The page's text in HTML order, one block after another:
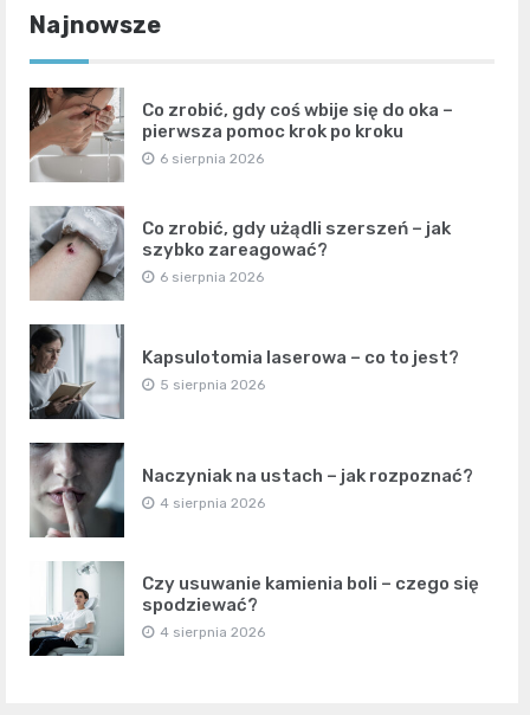
Najnowsze
Co zrobić, gdy coś wbije się do oka –
pierwsza pomoc krok po kroku
6 sierpnia 2026
Co zrobić, gdy użądli szerszeń – jak
szybko zareagować?
6 sierpnia 2026
Kapsulotomia laserowa – co to jest?
5 sierpnia 2026
Naczyniak na ustach – jak rozpoznać?
4 sierpnia 2026
Czy usuwanie kamienia boli – czego się
spodziewać?
4 sierpnia 2026